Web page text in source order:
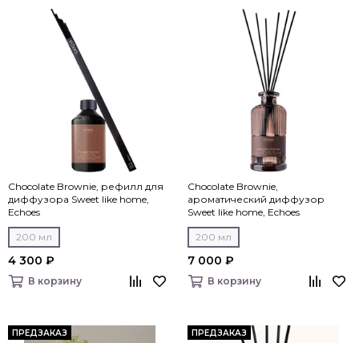
Chocolate Brownie, рефилл для
диффузора Sweet like home,
Echoes
200 мл
4 300 ₽
В корзину
Chocolate Brownie,
ароматический диффузор
Sweet like home, Echoes
200 мл
7 000 ₽
В корзину
ПРЕДЗАКАЗ ПРЕДЗАКАЗ